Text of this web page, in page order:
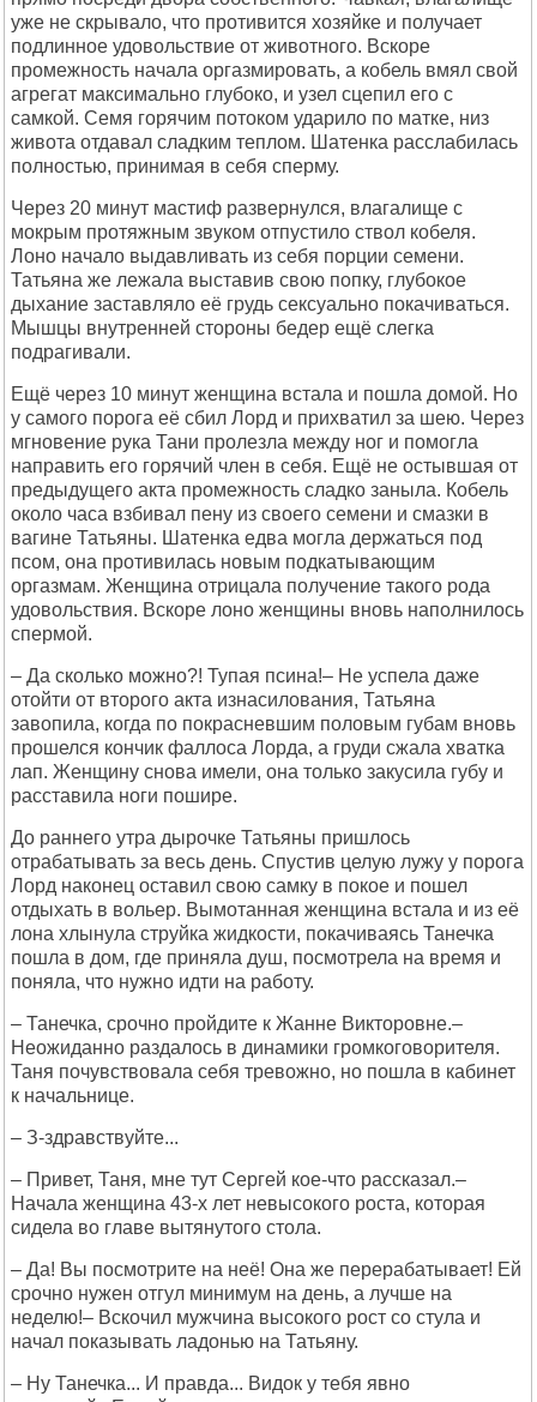
уже не скрывало, что противится хозяйке и получает
подлинное удовольствие от животного. Вскоре
промежность начала оргазмировать, а кобель вмял свой
агрегат максимально глубоко, и узел сцепил его с
самкой. Семя горячим потоком ударило по матке, низ
живота отдавал сладким теплом. Шатенка расслабилась
полностью, принимая в себя сперму.
Через 20 минут мастиф развернулся, влагалище с
мокрым протяжным звуком отпустило ствол кобеля.
Лоно начало выдавливать из себя порции семени.
Татьяна же лежала выставив свою попку, глубокое
дыхание заставляло её грудь сексуально покачиваться.
Мышцы внутренней стороны бедер ещё слегка
подрагивали.
Ещё через 10 минут женщина встала и пошла домой. Но
у самого порога её сбил Лорд и прихватил за шею. Через
мгновение рука Тани пролезла между ног и помогла
направить его горячий член в себя. Ещё не остывшая от
предыдущего акта промежность сладко заныла. Кобель
около часа взбивал пену из своего семени и смазки в
вагине Татьяны. Шатенка едва могла держаться под
псом, она противилась новым подкатывающим
оргазмам. Женщина отрицала получение такого рода
удовольствия. Вскоре лоно женщины вновь наполнилось
спермой.
– Да сколько можно?! Тупая псина!– Не успела даже
отойти от второго акта изнасилования, Татьяна
завопила, когда по покрасневшим половым губам вновь
прошелся кончик фаллоса Лорда, а груди сжала хватка
лап. Женщину снова имели, она только закусила губу и
расставила ноги пошире.
До раннего утра дырочке Татьяны пришлось
отрабатывать за весь день. Спустив целую лужу у порога
Лорд наконец оставил свою самку в покое и пошел
отдыхать в вольер. Вымотанная женщина встала и из её
лона хлынула струйка жидкости, покачиваясь Танечка
пошла в дом, где приняла душ, посмотрела на время и
поняла, что нужно идти на работу.
– Танечка, срочно пройдите к Жанне Викторовне.–
Неожиданно раздалось в динамики громкоговорителя.
Таня почувствовала себя тревожно, но пошла в кабинет
к начальнице.
– З-здравствуйте...
– Привет, Таня, мне тут Сергей кое-что рассказал.–
Начала женщина 43-х лет невысокого роста, которая
сидела во главе вытянутого стола.
– Да! Вы посмотрите на неё! Она же перерабатывает! Ей
срочно нужен отгул минимум на день, а лучше на
неделю!– Вскочил мужчина высокого рост со стула и
начал показывать ладонью на Татьяну.
– Ну Танечка... И правда... Видок у тебя явно